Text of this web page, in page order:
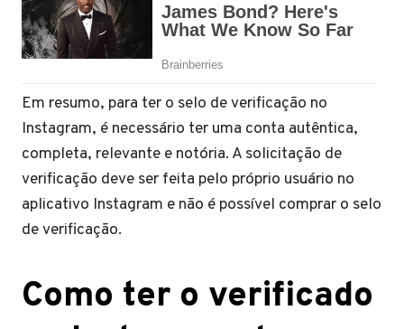
Em resumo, para ter o selo de verificação no
Instagram, é necessário ter uma conta autêntica,
completa, relevante e notória. A solicitação de
verificação deve ser feita pelo próprio usuário no
aplicativo Instagram e não é possível comprar o selo
de verificação.
Como ter o verificado